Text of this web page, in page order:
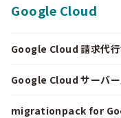
Google Cloud
Google Cloud 請求代
Google Cloud サーバ
migrationpack for